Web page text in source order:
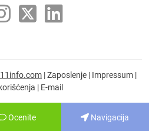
|Zaposlenje | Impressum |
| E-mail
Ocenite Navigacija